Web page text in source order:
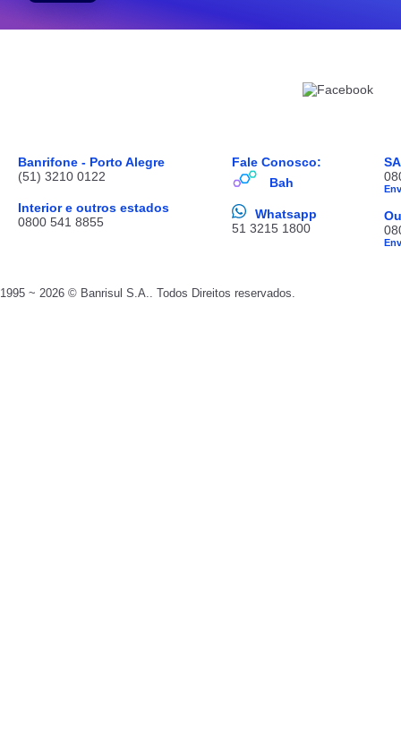
Banrifone - Porto Alegre
(51) 3210 0122
Interior e outros estados
0800 541 8855
Fale Conosco:
Bah
Whatsapp
51 3215 1800
1995 ~ 2026 © Banrisul S.A.. Todos Direitos reservados.